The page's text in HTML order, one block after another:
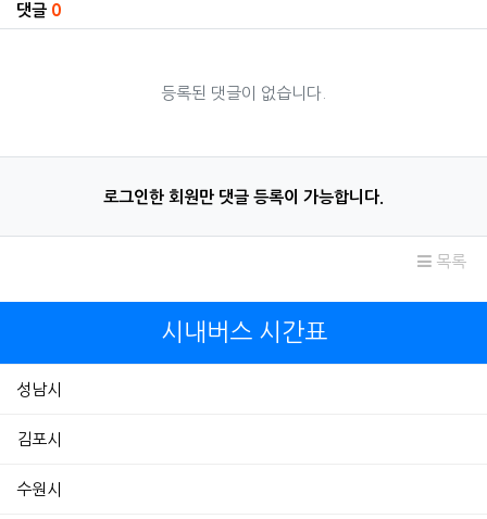
댓글 0
등록된 댓글이 없습니다.
로그인한 회원만 댓글 등록이 가능합니다.
목록
시내버스 시간표
성남시
김포시
수원시